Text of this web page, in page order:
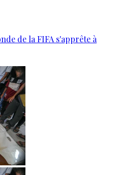
de la FIFA s'apprête à